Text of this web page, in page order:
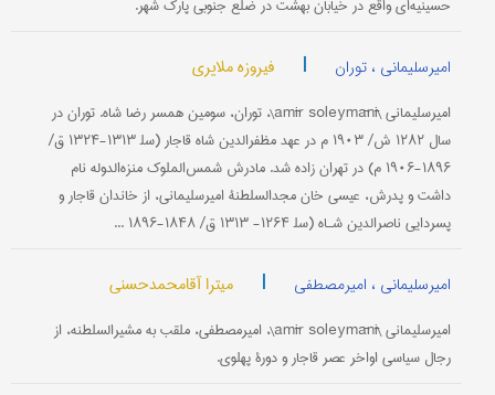
حسینیه‌ای واقع در خیابان بهشت در ضلع جنوبی پارک شهر.
امیرسلیمانی ، توران | فیروزه ملایری
امیرسلیمانی \amīr soleymānī\، توران، سومین همسر رضا شاه. توران در
سال ۱۲۸۲ ش/ ۱۹۰۳ م در عهد مظفرالدین شاه قاجار (سل‍ ۱۳۱۳-۱۳۲۴ ق/
۱۸۹۶-۱۹۰۶ م) در تهران زاده شد. مادرش شمس‌الملوک منزه‌الدوله نام
داشت و پدرش، عیسى خان مجدالسلطنۀ امیرسلیمانی، از خاندان قاجار و
پسردایی ناصرالدین شـاه (سل‍ ۱۲۶۴- ۱۳۱۳ ق/ ۱۸۴۸-۱۸۹۶ ...
امیرسلیمانی ، امیرمصطفی | میترا آقامحمدحسنی
امیرسلیمانی \amīr soleymānī\، امیرمصطفى، ملقب به مشیرالسلطنه، از
رجال سیاسی اواخر عصر قاجار و دورۀ پهلوی.